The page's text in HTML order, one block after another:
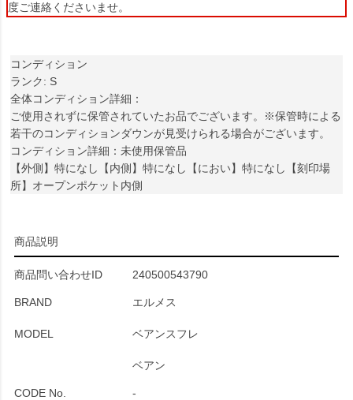
度ご連絡くださいませ。
コンディション
ランク: S
全体コンディション詳細：
ご使用されずに保管されていたお品でございます。※保管時による
若干のコンディションダウンが見受けられる場合がございます。
コンディション詳細：未使用保管品
【外側】特になし【内側】特になし【におい】特になし【刻印場
所】オープンポケット内側
商品説明
商品問い合わせID 240500543790
BRAND エルメス
MODEL ベアンスフレ
ベアン
CODE No. -